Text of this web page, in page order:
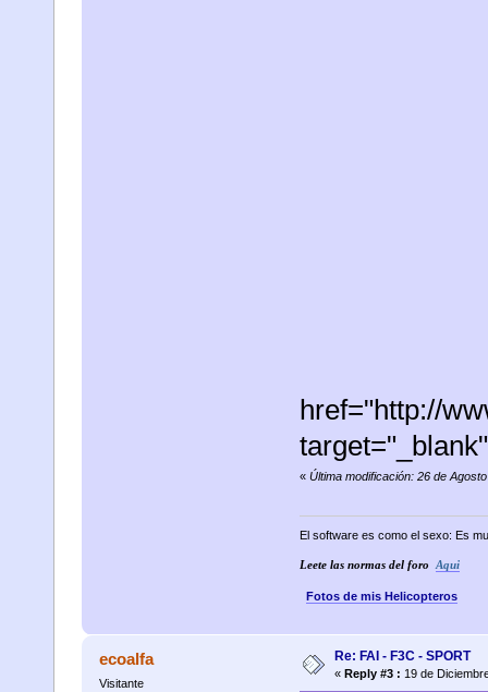
href="http://
« Última modificación: 26 de
El software es como el sexo: Es
Leete las normas del foroAqui
Fotos de mis Helicopteros
ecoalfa
Visitante
Re: FAI - F3C - SPORT
« Reply #3 : 19 de